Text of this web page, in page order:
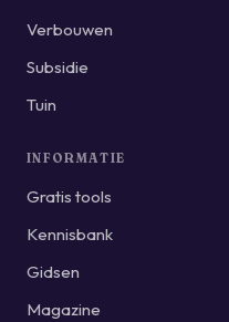
Verbouwen
Subsidie
Tuin
INFORMATIE
Gratis tools
Kennisbank
Gidsen
Magazine